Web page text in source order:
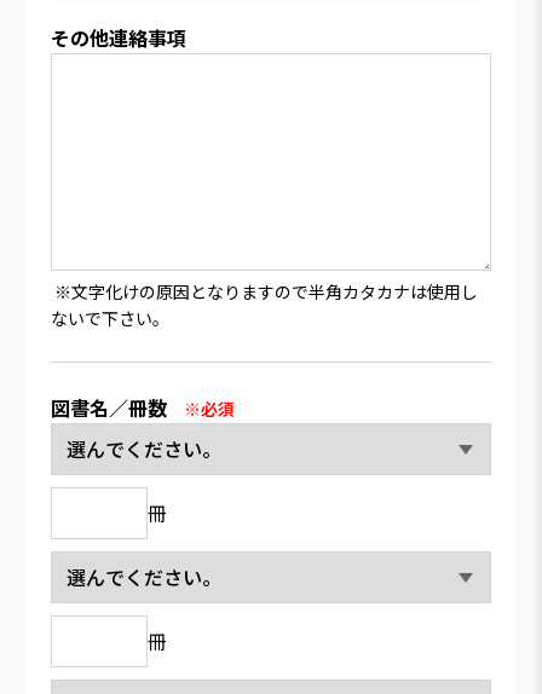
その他連絡事項
※文字化けの原因となりますので半角カタカナは使用し
ないで下さい。
図書名／冊数 ※必須
冊
冊